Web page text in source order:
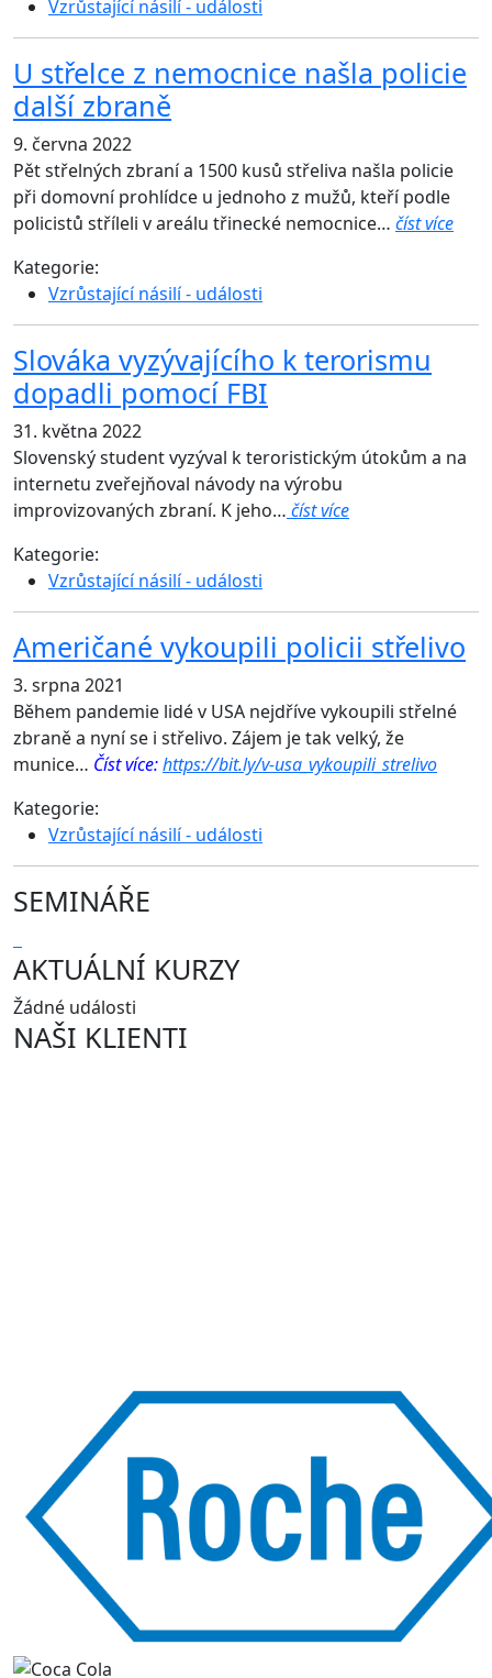
Vzrůstající násilí - události
U střelce z nemocnice našla policie
další zbraně
9. června 2022
Pět střelných zbraní a 1500 kusů střeliva našla policie
při domovní prohlídce u jednoho z mužů, kteří podle
policistů stříleli v areálu třinecké nemocnice… číst více
Kategorie:
Vzrůstající násilí - události
Slováka vyzývajícího k terorismu
dopadli pomocí FBI
31. května 2022
Slovenský student vyzýval k teroristickým útokům a na
internetu zveřejňoval návody na výrobu
improvizovaných zbraní. K jeho… číst více
Kategorie:
Vzrůstající násilí - události
Američané vykoupili policii střelivo
3. srpna 2021
Během pandemie lidé v USA nejdříve vykoupili střelné
zbraně a nyní se i střelivo. Zájem je tak velký, že
munice… Číst více:https://bit.ly/v-usa_vykoupili_strelivo
Kategorie:
Vzrůstající násilí - události
SEMINÁŘE
AKTUÁLNÍ KURZY
Žádné události
NAŠI KLIENTI